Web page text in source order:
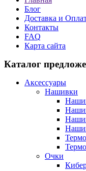
Блог
Доставка и
Контакты
FAQ
Карта сайта
Каталог
Аксессуары
Нашивки
Очки